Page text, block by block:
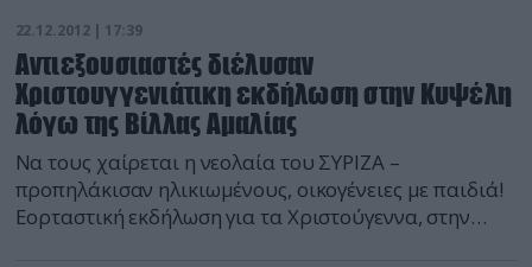
22.12.2012 | 17:39
Αντιεξουσιαστές διέλυσαν
Χριστουγγενιάτικη εκδήλωση στην Κυψέλη
λόγω της Βίλλας Αμαλίας
Να τους χαίρεται η νεολαία του ΣΥΡΙΖΑ –
προπηλάκισαν ηλικιωμένους, οικογένειες με παιδιά!
Εορταστική εκδήλωση για τα Χριστούγεννα, στην